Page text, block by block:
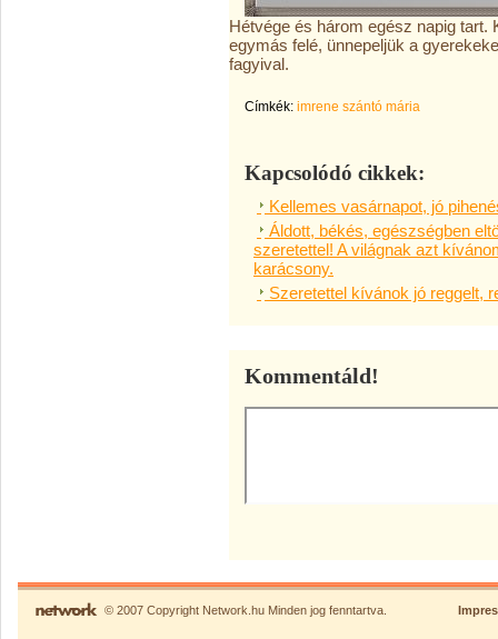
Hétvége és három egész napig tart.
egymás felé, ünnepeljük a
fagyival.
Címkék: imrene szántó mária
Kapcsolódó cikkek:
Kellemes vasárnapot, jó
Áldott, békés, egészségben
szeretettel! A világnak azt
karácsony.
Szeretettel kívánok jó reggelt,
Kommentáld!
© 2007 Copyright Network.hu Minden jog fenntartva.